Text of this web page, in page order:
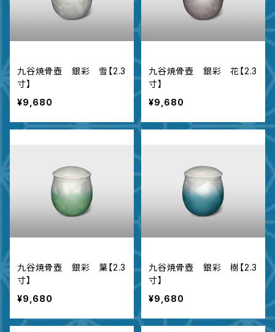
九谷焼骨壺 銀彩 雪【2.3
寸】
¥9,680
九谷焼骨壺 銀彩 花【2.3
寸】
¥9,680
九谷焼骨壺 銀彩 葉【2.3
寸】
¥9,680
九谷焼骨壺 銀彩 樹【2.3
寸】
¥9,680